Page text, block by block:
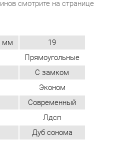
С замком
Современный
Лдсп
Дуб сонома
первым своим мнением.
ОТЗЫВ